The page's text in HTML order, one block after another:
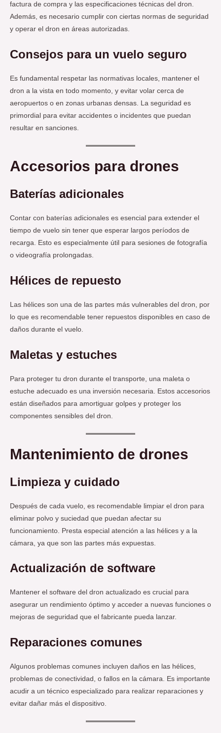
factura de compra y las especificaciones técnicas del dron.
Además, es necesario cumplir con ciertas normas de seguridad
y operar el dron en áreas autorizadas.
Consejos para un vuelo seguro
Es fundamental respetar las normativas locales, mantener el
dron a la vista en todo momento, y evitar volar cerca de
aeropuertos o en zonas urbanas densas. La seguridad es
primordial para evitar accidentes o incidentes que puedan
resultar en sanciones.
Accesorios para drones
Baterías adicionales
Contar con baterías adicionales es esencial para extender el
tiempo de vuelo sin tener que esperar largos períodos de
recarga. Esto es especialmente útil para sesiones de fotografía
o videografía prolongadas.
Hélices de repuesto
Las hélices son una de las partes más vulnerables del dron, por
lo que es recomendable tener repuestos disponibles en caso de
daños durante el vuelo.
Maletas y estuches
Para proteger tu dron durante el transporte, una maleta o
estuche adecuado es una inversión necesaria. Estos accesorios
están diseñados para amortiguar golpes y proteger los
componentes sensibles del dron.
Mantenimiento de drones
Limpieza y cuidado
Después de cada vuelo, es recomendable limpiar el dron para
eliminar polvo y suciedad que puedan afectar su
funcionamiento. Presta especial atención a las hélices y a la
cámara, ya que son las partes más expuestas.
Actualización de software
Mantener el software del dron actualizado es crucial para
asegurar un rendimiento óptimo y acceder a nuevas funciones o
mejoras de seguridad que el fabricante pueda lanzar.
Reparaciones comunes
Algunos problemas comunes incluyen daños en las hélices,
problemas de conectividad, o fallos en la cámara. Es importante
acudir a un técnico especializado para realizar reparaciones y
evitar dañar más el dispositivo.